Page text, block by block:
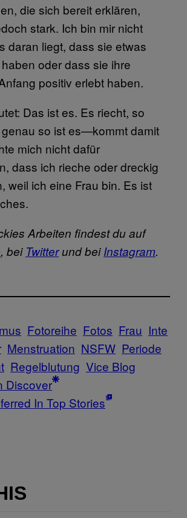
die sich bereit erklären,
stark. Ich bin mir nicht
daran liegt, dass sie etwas
oder dass sie ihre
positiv erlebt haben.
Das ist es. Es riecht, so
so ist es—kommt damit
mich nicht dafür
dass ich rieche oder dreckig
weil ich eine Frau bin. Es ist
Arbeiten findest du auf
, bei Twitterund beiInstagram.
Fotoreihe Fotos Frau Inte
Menstruation NSFW Periode
Regelblutung Vice Blog
Discover
In Top Stories